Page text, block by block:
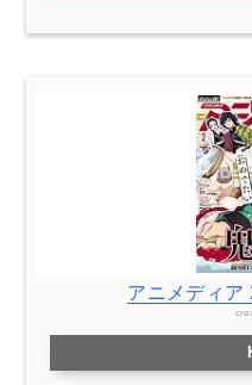
アニメディア